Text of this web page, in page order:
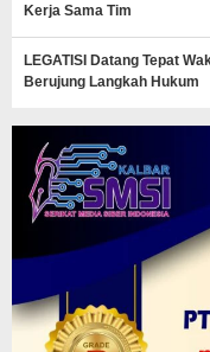
Kerja Sama Tim
LEGATISI Datang Tepat
Berujung Langkah Hukum